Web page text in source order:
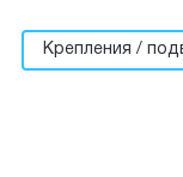
Крепления /